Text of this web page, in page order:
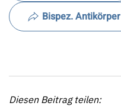
Bispez. Antikörper
Diesen Beitrag teilen: